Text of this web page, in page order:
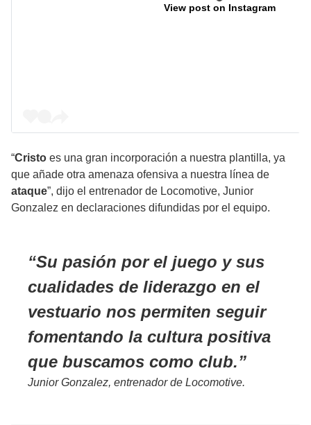
View post on Instagram
“Cristo es una gran incorporación a nuestra plantilla, ya
que añade otra amenaza ofensiva a nuestra línea de
ataque”, dijo el entrenador de Locomotive, Junior
Gonzalez en declaraciones difundidas por el equipo.
Su pasión por el juego y sus
cualidades de liderazgo en el
vestuario nos permiten seguir
fomentando la cultura positiva
que buscamos como club.
Junior Gonzalez, entrenador de Locomotive.